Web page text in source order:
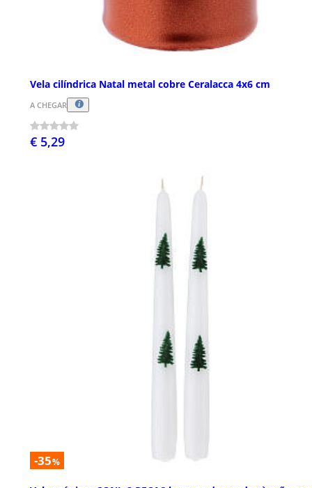
Vela cilíndrica Natal metal cobre Ceralacca 4x6 cm
A CHEGAR
€ 5,29
-35%